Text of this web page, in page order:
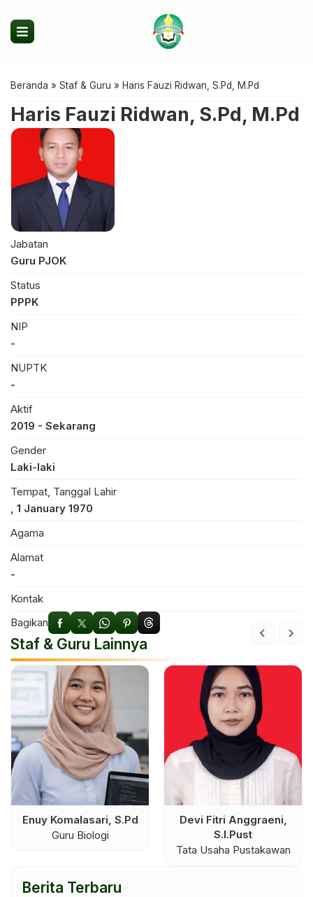
Beranda » Staf & Guru » Haris Fauzi Ridwan, S.Pd, M.Pd
Haris Fauzi Ridwan, S.Pd, M.Pd
Jabatan
Guru PJOK
Status
PPPK
NIP
-
NUPTK
-
Aktif
2019 - Sekarang
Gender
Laki-laki
Tempat, Tanggal Lahir
, 1 January 1970
Agama
Alamat
-
Kontak
Bagikan
Staf & Guru Lainnya
Enuy Komalasari, S.Pd
Guru Biologi
Devi Fitri Anggraeni,
S.I.Pust
Tata Usaha Pustakawan
Berita Terbaru